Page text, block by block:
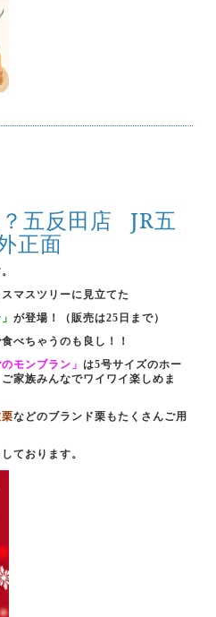
五反田店 JR五
正面
マスツリーに見立てた
」が登場！（販売は25日まで）
べちゃうのも良し！！
のモンブラン」は5号サイズのホー
家族みんなでワイワイ楽しめま
栗などのブランド栗もたくさんご用
ております。